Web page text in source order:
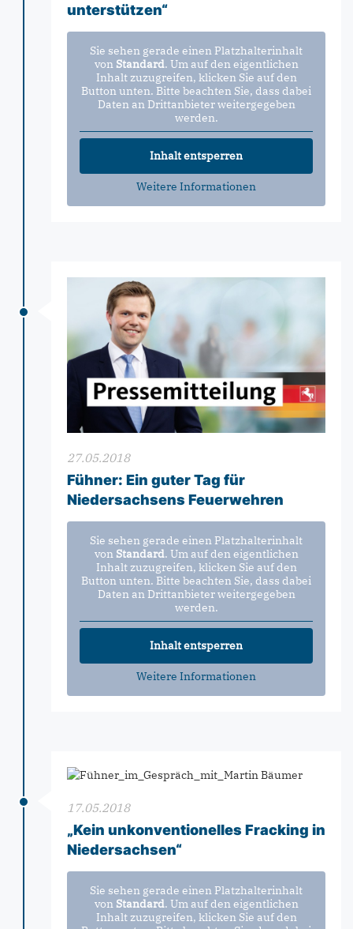
unterstützen“
Sie sehen gerade einen Platzhalterinhalt
von Standard. Um auf den eigentlichen
Inhalt zuzugreifen, klicken Sie auf den
Button unten. Bitte beachten Sie, dass dabei
Daten an Drittanbieter weitergegeben
werden.
Inhalt entsperren
Weitere Informationen
27.05.2018
Fühner: Ein guter Tag für
Niedersachsens Feuerwehren
Sie sehen gerade einen Platzhalterinhalt
von Standard. Um auf den eigentlichen
Inhalt zuzugreifen, klicken Sie auf den
Button unten. Bitte beachten Sie, dass dabei
Daten an Drittanbieter weitergegeben
werden.
Inhalt entsperren
Weitere Informationen
17.05.2018
„Kein unkonventionelles Fracking in
Niedersachsen“
Sie sehen gerade einen Platzhalterinhalt
von Standard. Um auf den eigentlichen
Inhalt zuzugreifen, klicken Sie auf den